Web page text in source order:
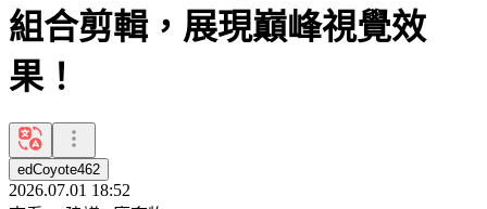
組合剪輯，展現巔峰視覺效
果！
edCoyote462
2026.07.01 18:52